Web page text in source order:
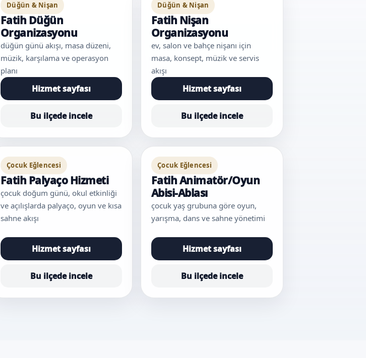
Düğün & Nişan
Fatih Düğün
Organizasyonu
düğün günü akışı, masa düzeni,
müzik, karşılama ve operasyon
planı
Hizmet sayfası
Bu ilçede incele
Düğün & Nişan
Fatih Nişan
Organizasyonu
ev, salon ve bahçe nişanı için
masa, konsept, müzik ve servis
akışı
Hizmet sayfası
Bu ilçede incele
Çocuk Eğlencesi
Fatih Palyaço Hizmeti
çocuk doğum günü, okul etkinliği
ve açılışlarda palyaço, oyun ve kısa
sahne akışı
Hizmet sayfası
Bu ilçede incele
Çocuk Eğlencesi
Fatih Animatör/Oyun
Abisi-Ablası
çocuk yaş grubuna göre oyun,
yarışma, dans ve sahne yönetimi
Hizmet sayfası
Bu ilçede incele